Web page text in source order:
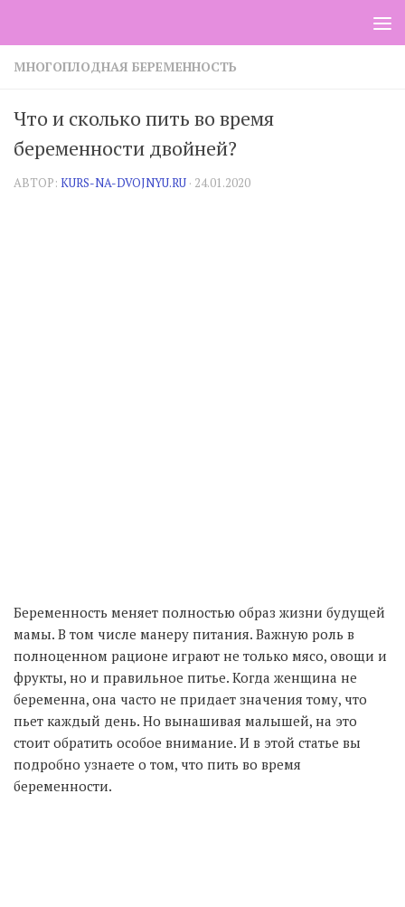
МНОГОПЛОДНАЯ БЕРЕМЕННОСТЬ
Что и сколько пить во время
беременности двойней?
АВТОР: KURS-NA-DVOJNYU.RU · 24.01.2020
Беременность меняет полностью образ жизни будущей
мамы. В том числе манеру питания. Важную роль в
полноценном рационе играют не только мясо, овощи и
фрукты, но и правильное питье. Когда женщина не
беременна, она часто не придает значения тому, что
пьет каждый день. Но вынашивая малышей, на это
стоит обратить особое внимание. И в этой статье вы
подробно узнаете о том, что пить во время
беременности.